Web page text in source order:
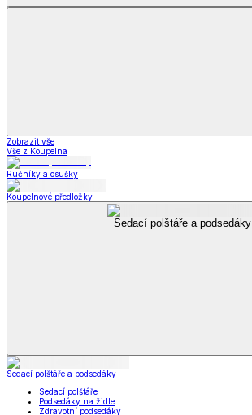
Zobrazit vše
Vše z Koupelna
Ručníky a osušky
Koupelnové předložky
Sedací polštáře a podsedáky
Sedací polštáře a podsedáky
Sedací polštáře
Podsedáky na židle
Zdravotní podsedáky